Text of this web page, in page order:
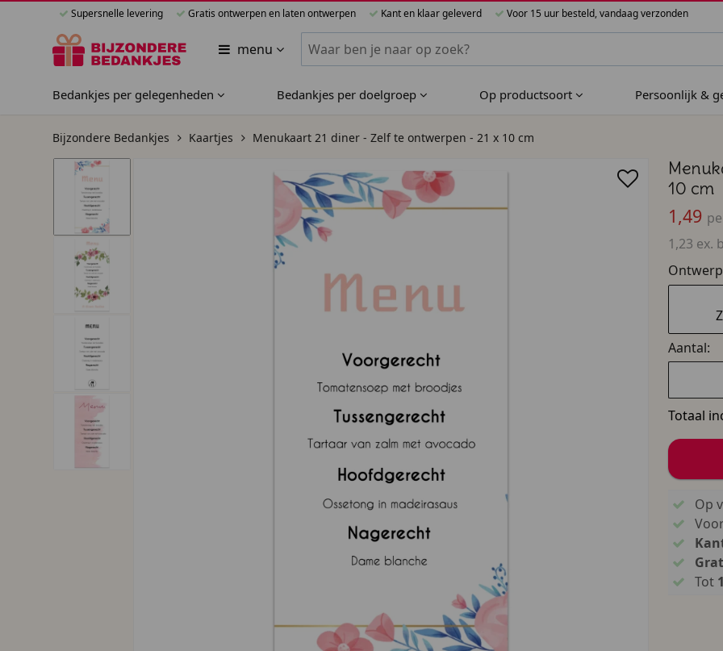
Supersnelle levering Gratis ontwerpen en laten ontwerpen Kant en klaar geleverd Voor 15 uur besteld, vandaag verzonden
menu Zoeken binnen Bijzondere Bedankjes
Bedankjes per gelegenheden Bedankjes per doelgroep Op productsoort Persoonlijk &
Bijzondere Bedankjes Kaartjes Menukaart 21 diner - Zelf te ontwerpen - 21 x 10 cm
10 cm
1,49
1,23 ex.
Aantal:
Totaal
Op
Tot